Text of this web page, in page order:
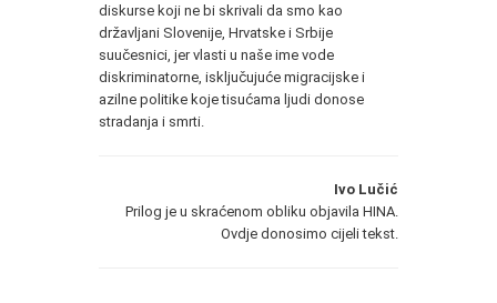
diskurse koji ne bi skrivali da smo kao
državljani Slovenije, Hrvatske i Srbije
suučesnici, jer vlasti u naše ime vode
diskriminatorne, isključujuće migracijske i
azilne politike koje tisućama ljudi donose
stradanja i smrti.
Ivo Lučić
Prilog je u skraćenom obliku objavila HINA.
Ovdje donosimo cijeli tekst.